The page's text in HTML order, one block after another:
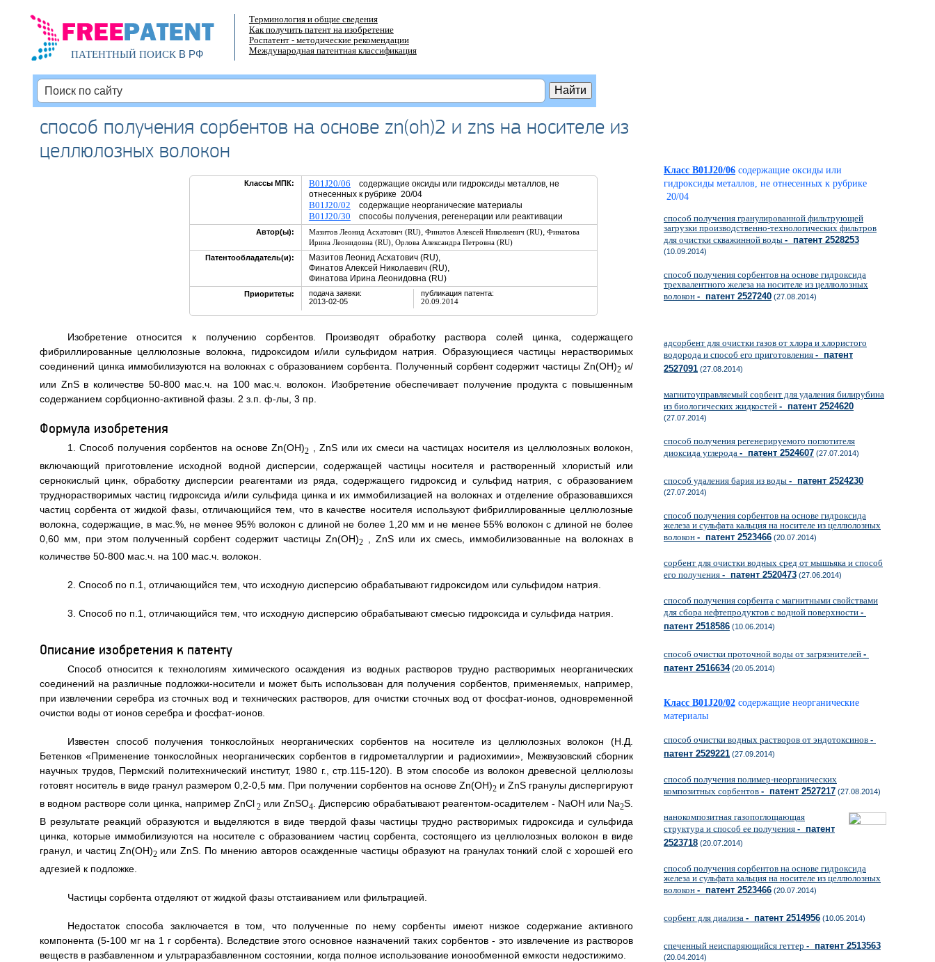
ПАТЕНТНЫЙ ПОИСКВ РФ
Терминология и общие сведения
Как получить патент на изобретение
Роспатент - методические рекомендации
Международная патентная классификация
способ получения сорбентов на основе zn(oh)2 и zns на носителе из
целлюлозных волокон
Классы МПК: B01J20/06 содержащие оксиды или гидроксиды металлов, не
отнесенных к рубрике 20/04
B01J20/02 содержащие неорганические материалы
B01J20/30 способы получения, регенерации или реактивации
Автор(ы): Мазитов Леонид Асхатович (RU), Финатов Алексей Николаевич (RU), Финатова
Ирина Леонидовна (RU), Орлова Александра Петровна (RU)
Патентообладатель(и):
Мазитов Леонид Асхатович (RU),
Финатов Алексей Николаевич (RU),
Финатова Ирина Леонидовна (RU)
Приоритеты:
подача заявки:
2013-02-05
публикация патента:
20.09.2014
Изобретение относится к получению сорбентов. Производят обработку раствора солей цинка, содержащего
фибриллированные целлюлозные волокна, гидроксидом и/или сульфидом натрия. Образующиеся частицы нерастворимых
соединений цинка иммобилизуются на волокнах с образованием сорбента. Полученный сорбент содержит частицы Zn(OH)2 и/
или ZnS в количестве 50-800 мас.ч. на 100 мас.ч. волокон. Изобретение обеспечивает получение продукта с повышенным
содержанием сорбционно-активной фазы. 2 з.п. ф-лы, 3 пр.
Формула изобретения
1. Способ получения сорбентов на основе Zn(OH)2
, ZnS или их смеси на частицах носителя из целлюлозных волокон,
включающий приготовление исходной водной дисперсии, содержащей частицы носителя и растворенный хлористый или
сернокислый цинк, обработку дисперсии реагентами из ряда, содержащего гидроксид и сульфид натрия, с образованием
труднорастворимых частиц гидроксида и/или сульфида цинка и их иммобилизацией на волокнах и отделение образовавшихся
частиц сорбента от жидкой фазы, отличающийся тем, что в качестве носителя используют фибриллированные целлюлозные
волокна, содержащие, в мас.%, не менее 95% волокон с длиной не более 1,20 мм и не менее 55% волокон с длиной не более
0,60 мм, при этом полученный сорбент содержит частицы Zn(OH)2
, ZnS или их смесь, иммобилизованные на волокнах в
количестве 50-800 мас.ч. на 100 мас.ч. волокон.
2. Способ по п.1, отличающийся тем, что исходную дисперсию обрабатывают гидроксидом или сульфидом натрия.
3. Способ по п.1, отличающийся тем, что исходную дисперсию обрабатывают смесью гидроксида и сульфида натрия.
Описание изобретения к патенту
Способ относится к технологиям химического осаждения из водных растворов трудно растворимых неорганических
соединений на различные подложки-носители и может быть использован для получения сорбентов, применяемых, например,
при извлечении серебра из сточных вод и технических растворов, для очистки сточных вод от фосфат-ионов, одновременной
очистки воды от ионов серебра и фосфат-ионов.
Известен способ получения тонкослойных неорганических сорбентов на носителе из целлюлозных волокон (Н.Д.
Бетенков «Применение тонкослойных неорганических сорбентов в гидрометаллургии и радиохимии», Межвузовский сборник
научных трудов, Пермский политехнический институт, 1980 г., стр.115-120). В этом способе из волокон древесной целлюлозы
готовят носитель в виде гранул размером 0,2-0,5 мм. При получении сорбентов на основе Zn(OH)2 и ZnS гранулы диспергируют
в водном растворе соли цинка, например ZnCl2или ZnSO4 . Дисперсию обрабатывают реагентом-осадителем - NaOH или Na2S.
В результате реакций образуются и выделяются в виде твердой фазы частицы трудно растворимых гидроксида и сульфида
цинка, которые иммобилизуются на носителе с образованием частиц сорбента, состоящего из целлюлозных волокон в виде
гранул, и частиц Zn(OH)2или ZnS. По мнению авторов осажденные частицы образуют на гранулах тонкий слой с хорошей его
адгезией к подложке.
Частицы сорбента отделяют от жидкой фазы отстаиванием или фильтрацией.
Недостаток способа заключается в том, что полученные по нему сорбенты имеют низкое содержание активного
компонента (5-100 мг на 1 г сорбента). Вследствие этого основное назначений таких сорбентов - это извлечение из растворов
веществ в разбавленном и ультраразбавленном состоянии, когда полное использование ионообменной емкости недостижимо.
Класс B01J20/06 содержащие оксиды или
гидроксиды металлов, не отнесенных к рубрике
20/04
способ получения гранулированной фильтрующей
загрузки производственно-технологических фильтров
для очистки скважинной воды - патент 2528253
(10.09.2014)
способ получения сорбентов на основе гидроксида
трехвалентного железа на носителе из целлюлозных
волокон - патент 2527240 (27.08.2014)
адсорбент для очистки газов от хлора и хлористого
водорода и способ его приготовления - патент
2527091 (27.08.2014)
магнитоуправляемый сорбент для удаления билирубина
из биологических жидкостей - патент 2524620
(27.07.2014)
способ получения регенерируемого поглотителя
диоксида углерода - патент 2524607 (27.07.2014)
способ удаления бария из воды - патент 2524230
(27.07.2014)
способ получения сорбентов на основе гидроксида
железа и сульфата кальция на носителе из целлюлозных
волокон - патент 2523466 (20.07.2014)
сорбент для очистки водных сред от мышьяка и способ
его получения - патент 2520473 (27.06.2014)
способ получения сорбента с магнитными свойствами
для сбора нефтепродуктов с водной поверхности -
патент 2518586 (10.06.2014)
способ очистки проточной воды от загрязнителей -
патент 2516634(20.05.2014)
Класс B01J20/02 содержащие неорганические
материалы
способ очистки водных растворов от эндотоксинов -
патент 2529221 (27.09.2014)
способ получения полимер-неорганических
композитных сорбентов - патент 2527217 (27.08.2014)
нанокомпозитная газопоглощающая
структура и способ ее получения - патент
2523718 (20.07.2014)
способ получения сорбентов на основе гидроксида
железа и сульфата кальция на носителе из целлюлозных
волокон - патент 2523466 (20.07.2014)
сорбент для диализа - патент 2514956 (10.05.2014)
спеченный неиспаряющийся геттер - патент 2513563
(20.04.2014)